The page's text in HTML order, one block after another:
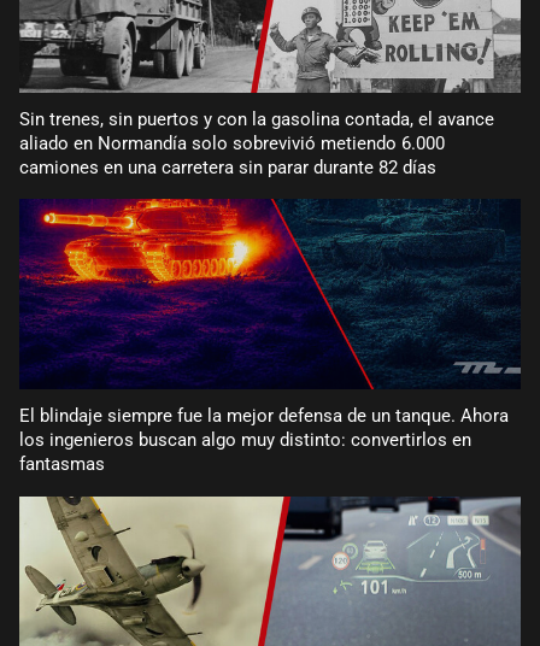
Sin trenes, sin puertos y con la gasolina contada, el avance
aliado en Normandía solo sobrevivió metiendo 6.000
camiones en una carretera sin parar durante 82 días
El blindaje siempre fue la mejor defensa de un tanque. Ahora
los ingenieros buscan algo muy distinto: convertirlos en
fantasmas